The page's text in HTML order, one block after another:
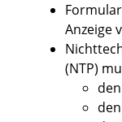
Anzeige
(NTP)